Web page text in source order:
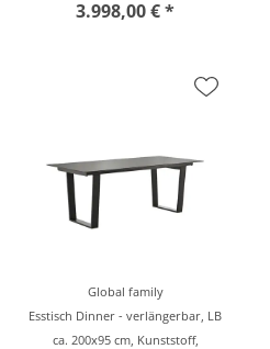
3.998,00 € *
Global family
Esstisch Dinner - verlängerbar, LB
ca. 200x95 cm, Kunststoff,